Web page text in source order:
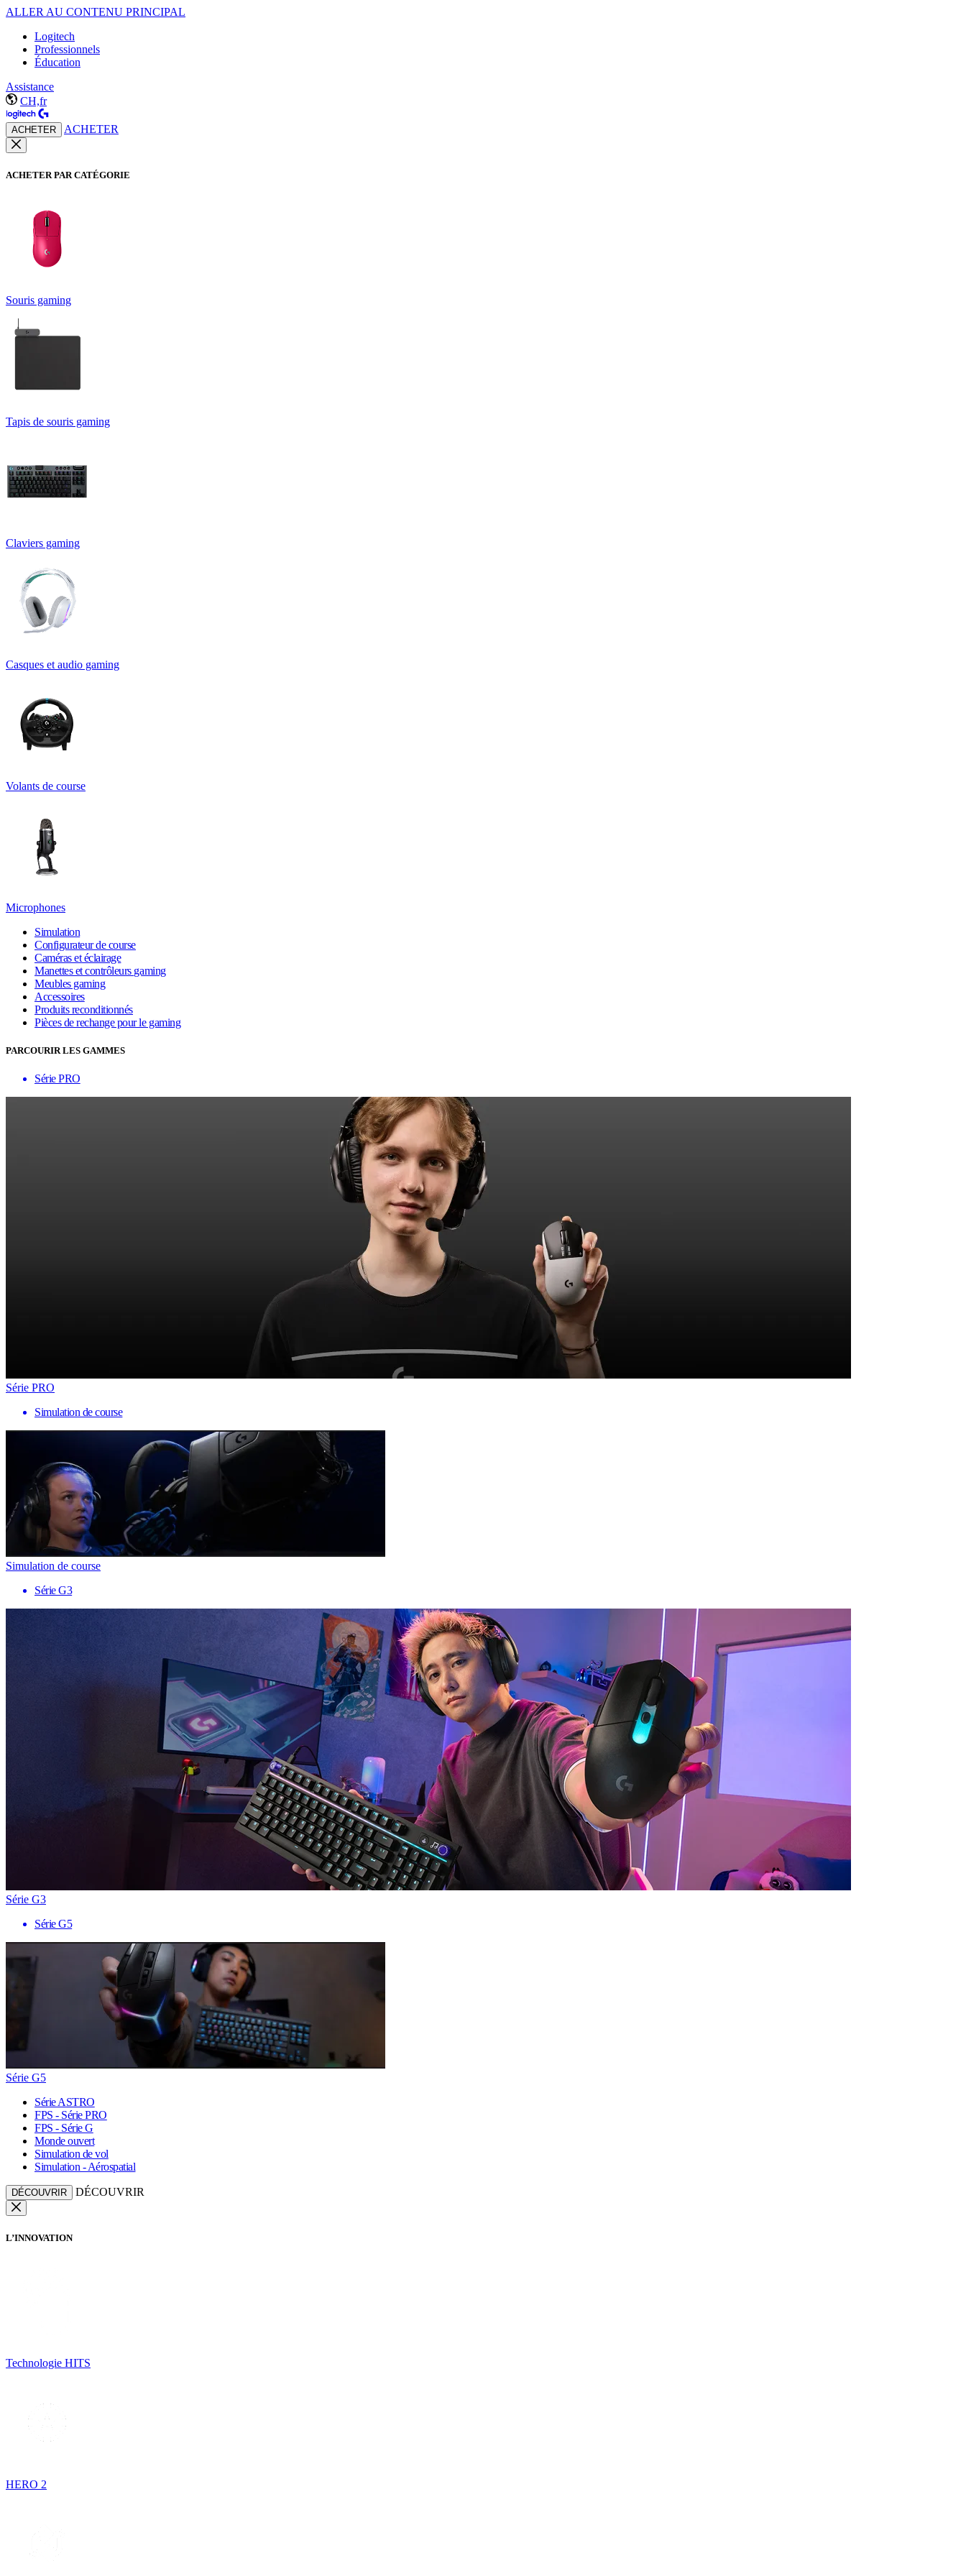
ALLER AU CONTENU PRINCIPAL
Logitech
Professionnels
Éducation
Assistance
CH,fr
ACHETER ACHETER
ACHETER PAR CATÉGORIE
Souris gaming
Tapis de souris gaming
Claviers gaming
Casques et audio gaming
Volants de course
Microphones
Simulation
Configurateur de course
Caméras et éclairage
Manettes et contrôleurs gaming
Meubles gaming
Accessoires
Produits reconditionnés
Pièces de rechange pour le gaming
PARCOURIR LES GAMMES
Série PRO
Série PRO
Simulation de course
Simulation de course
Série G3
Série G3
Série G5
Série G5
Série ASTRO
FPS - Série PRO
FPS - Série G
Monde ouvert
Simulation de vol
Simulation - Aérospatial
DÉCOUVRIR DÉCOUVRIR
L’INNOVATION
Technologie HITS
HERO 2